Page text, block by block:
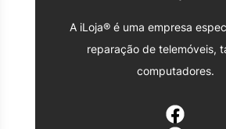
A iLoja® é uma empresa
reparação de telemóveis,
computadores.